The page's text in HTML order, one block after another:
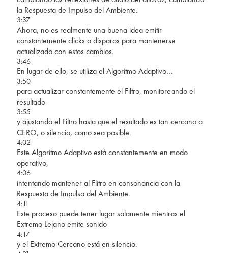
la Respuesta de Impulso del Ambiente.
3:37
Ahora, no es realmente una buena idea emitir
constantemente clicks o disparos para mantenerse
actualizado con estos cambios.
3:46
En lugar de ello, se utiliza el Algoritmo Adaptivo…
3:50
para actualizar constantemente el Filtro, monitoreando el
resultado
3:55
y ajustando el Filtro hasta que el resultado es tan cercano a
CERO, o silencio, como sea posible.
4:02
Este Algoritmo Adaptivo está constantemente en modo
operativo,
4:06
intentando mantener al Flitro en consonancia con la
Respuesta de Impulso del Ambiente.
4:11
Este proceso puede tener lugar solamente mientras el
Extremo Lejano emite sonido
4:17
y el Extremo Cercano está en silencio.